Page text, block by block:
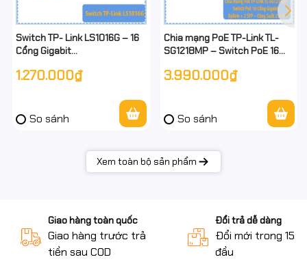
Switch TP- Link LS1016G – 16
Cổng Gigabit
LiteWave –
1.270.000₫
So sánh
Chia mạng PoE TP-Link TL-
SG1218MP – Switch PoE 16
SFP – Công Suất 250W –
3.990.000₫
So sánh
Xem toàn bộ sản phẩm
Giao hàng toàn quốc
Giao hàng trước trả
tiền sau COD
Đổi trả dễ dàng
Đổi mới trong 15
đầu